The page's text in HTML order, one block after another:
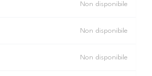
Non disponibile
Non disponibile
Non disponibile